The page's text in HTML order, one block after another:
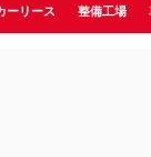
ーリース 整備工場